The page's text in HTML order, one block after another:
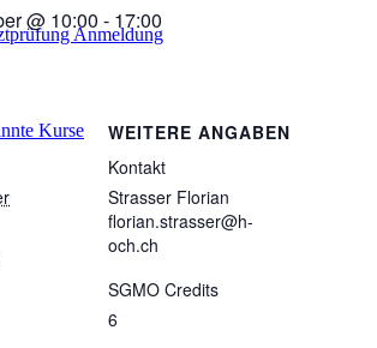
Anmeldung
Kurse
@ 10:00 - 17:00
WEITERE ANGABEN
Kontakt
Strasser Florian
florian.strasser@h-
och.ch
SGMO Credits
6